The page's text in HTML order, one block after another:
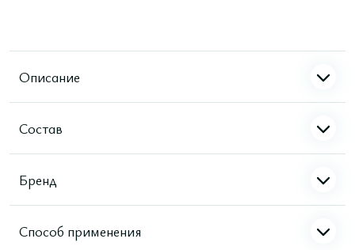
Описание
Состав
Бренд
Способ применения